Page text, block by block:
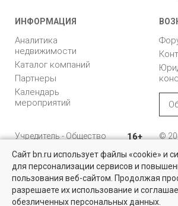
Найти квартиру - это просто!
Выбирайте среди 14 тысяч проверенных
рынке жилья на портале BN.ru
ИНФОРМАЦИЯ
Аналитика
недвижимости
Каталог компаний
Партнеры
Календарь
мероприятий
Учредитель - Общество
ответственностью
"Управляющая
компания "Бюллетень
недвижимости"
16+
©
Сайт bn.ru использует файлы «cookie» и
для персонализации сервисов и
пользования веб-сайтом. Продолжая
разрешаете их использование и
обезличенных персональных данных.